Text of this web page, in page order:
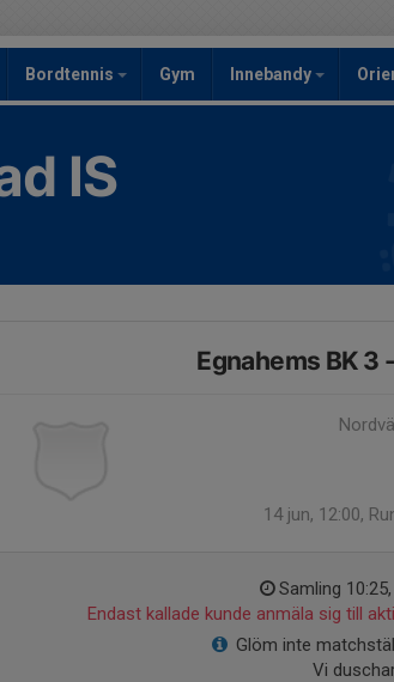
Bordtennis Gym Innebandy
IS
Egnahems BK 3
14 jun, 12:00,
Samling
Endast kallade kunde anmäla sig till
Glöm inte
Vi